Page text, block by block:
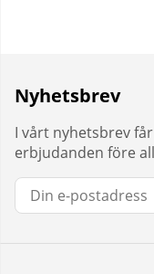
Nyhetsbrev
I vårt nyhetsbrev
erbjudanden före
E-post: